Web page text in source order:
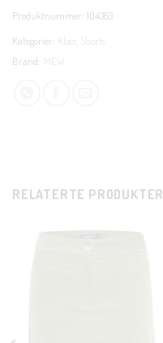
Produktnummer: 104383
Kategorier: Klær Shorts
Brand: MEW
RELATERTE PRODUKTER